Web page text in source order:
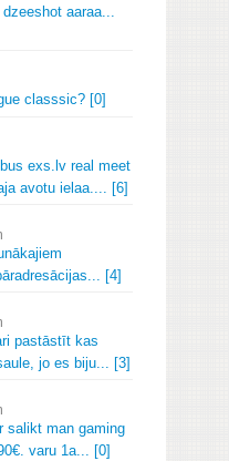
aaraa...
classsic? [0]
bus exs. lv real meet
avotu ielaa.... [6]
.. [4]
pastāstīt kas
jo es biju... [3]
salikt man gaming
varu 1a... [0]